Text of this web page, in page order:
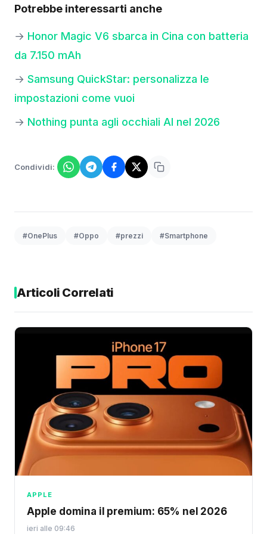
Potrebbe interessarti anche
→ Honor Magic V6 sbarca in Cina con batteria
da 7.150 mAh
→ Samsung QuickStar: personalizza le
impostazioni come vuoi
→ Nothing punta agli occhiali AI nel 2026
Condividi:
#OnePlus #Oppo #prezzi #Smartphone
Articoli Correlati
APPLE
Apple domina il premium: 65% nel 2026
ieri alle 09:46